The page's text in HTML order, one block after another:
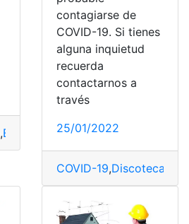
,España Obras,Requisitos
contagiarse de
COVID-19. Si tienes
alguna inquietud
recuerda
contactarnos a
través
25/01/2022
COVID-19,Discotecas